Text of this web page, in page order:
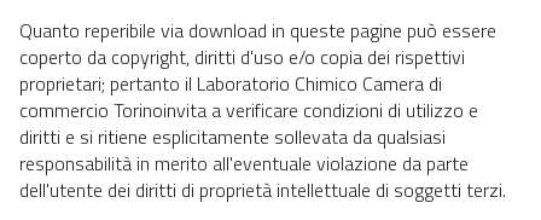
Quanto reperibile via download in queste pagine può essere
coperto da copyright, diritti d'uso e/o copia dei rispettivi
proprietari; pertanto il Laboratorio Chimico Camera di
commercio Torinoinvita a verificare condizioni di utilizzo e
diritti e si ritiene esplicitamente sollevata da qualsiasi
responsabilità in merito all'eventuale violazione da parte
dell'utente dei diritti di proprietà intellettuale di soggetti terzi.